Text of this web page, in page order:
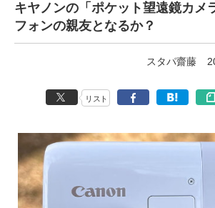
キヤノンの「ポケット望遠鏡カメ
フォンの親友となるか？
スタパ齋藤
リスト